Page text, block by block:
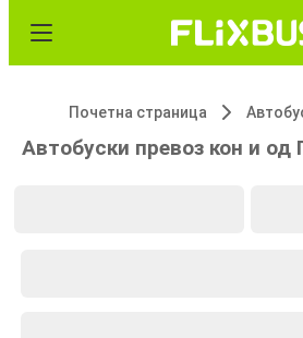
Почетна страница
Автобуски превоз кон и од